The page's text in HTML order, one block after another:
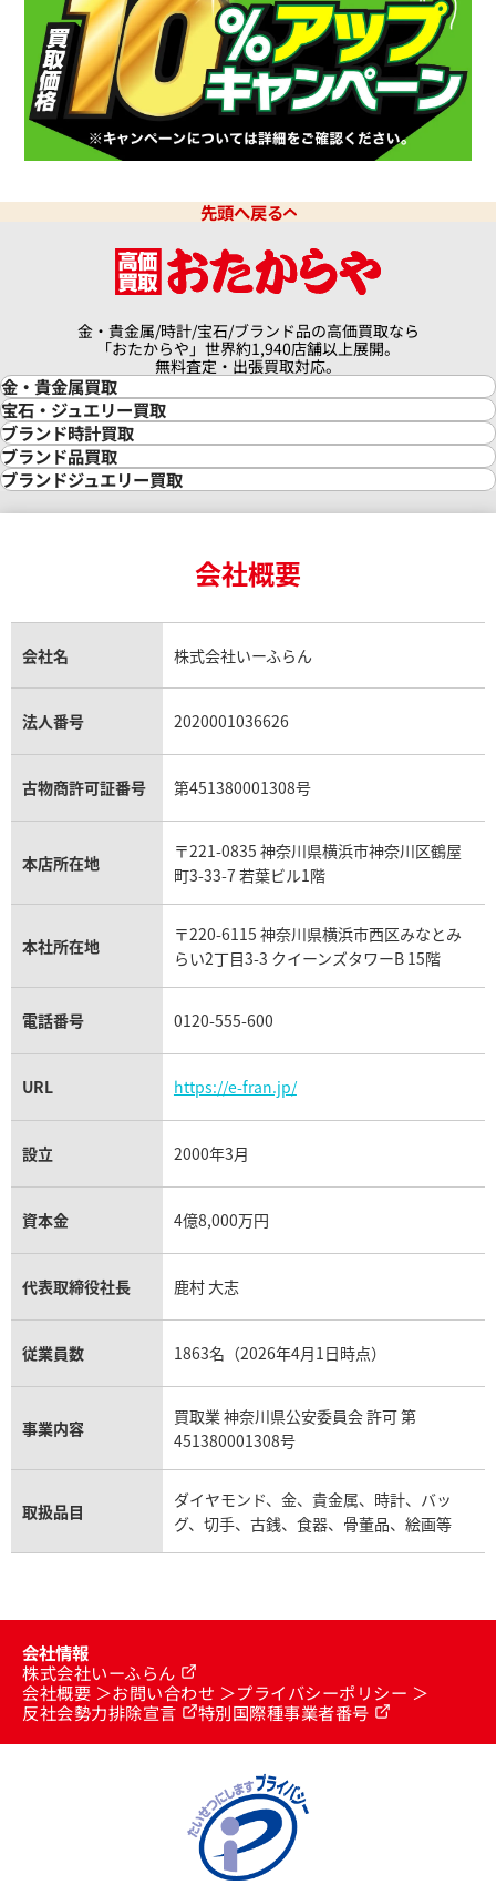
27日時点の参考買取価格で
参考買取価格
3,670,000 円
※2026年7月時点の参考買取価
先頭へ戻る
金・貴金属/時計/宝石/ブランド品の高価買取なら
「おたからや」世界約1,940店舗以上展開。
無料査定・出張買取対応。
金・貴金属買取
金買取
金の相場価格情報
金の参考買取価格一覧
インゴット買取
インゴットの相場価格情報
24金買取
金貨買取
貴金属買取
銀・シルバー買取
パラジウム買取
宝石・ジュエリー買取
宝石・ジュエリー買取
ダイヤモンド買取
ダイヤモンド・宝石の参考価格一覧
リング・結婚指輪買取
エメラルド買取
トパーズ買取
タンザナイト買取
キャッツアイ買取
アクアマリン買取
ブランド時計買取
時計買取
ロレックス買取
ロレックス デイトナ買取
ロレックス サブマリーナー買取
ロレックス エクスプローラー買取
ロレックス デイトジャスト買取
パテック フィリップノーチラス買取
ヴァシュロン・コンスタンタン買取
オメガ買取
カルティエ買取
フランク ミュラー買取
リシャール・ミル買取
パネライ買取
チューダー（チュードル）買取
ブランド品買取
ブランド買取
シャネル マトラッセ買取
セリーヌ買取
プラダ買取
ブランドジュエリー買取
ヴァンクリーフ＆アーペル買取
ショーメ買取
ダミアーニ買取
モーブッサン買取
会社概要
会社名 株式会社いーふらん
法人番号 2020001036626
古物商許可証番号 第451380001308号
本店所在地
〒221-0835 神奈川県横浜市神奈川区鶴屋
町3-33-7 若葉ビル1階
本社所在地
〒220-6115 神奈川県横浜市西区みなとみ
らい2丁目3-3 クイーンズタワーB 15階
電話番号 0120-555-600
URL https://e-fran.jp/
設立 2000年3月
資本金 4億8,000万円
代表取締役社長 鹿村 大志
従業員数 1863名（2026年4月1日時点）
事業内容
買取業 神奈川県公安委員会 許可 第
451380001308号
取扱品目
ダイヤモンド、金、貴金属、時計、バッ
グ、切手、古銭、食器、骨董品、絵画等
会社情報
株式会社いーふらん
会社概要
お問い合わせ
プライバシーポリシー
反社会勢力排除宣言
特別国際種事業者番号